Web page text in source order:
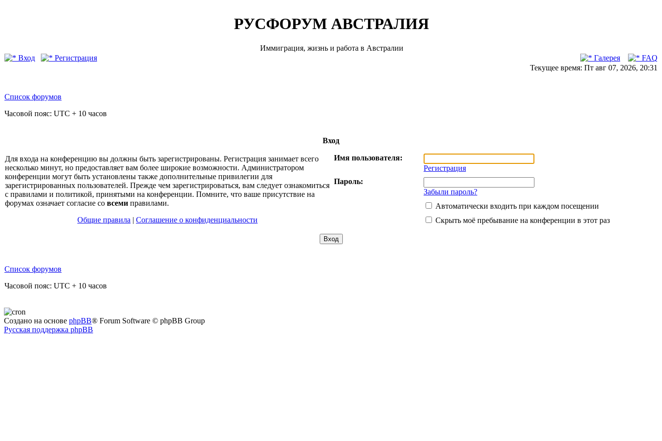
РУСФОРУМ АВСТРАЛИЯ
Иммиграция, жизнь и работа в Австралии
Вход
Регистрация Галерея
FAQ
Текущее время: Пт авг 07, 2026, 20:31
Список форумов
Часовой пояс: UTC + 10 часов
Вход
Для входа на конференцию вы должны быть зарегистрированы. Регистрация занимает всего
несколько минут, но предоставляет вам более широкие возможности. Администратором
конференции могут быть установлены также дополнительные привилегии для
зарегистрированных пользователей. Прежде чем зарегистрироваться, вам следует ознакомиться
с правилами и политикой, принятыми на конференции. Помните, что ваше присутствие на
форумах означает согласие со всеми правилами.
Общие правила | Соглашение о конфиденциальности
Имя пользователя:
Регистрация
Пароль:
Забыли пароль?
Автоматически входить при каждом посещении
Скрыть моё пребывание на конференции в этот раз
Список форумов
Часовой пояс: UTC + 10 часов
Создано на основе phpBB® Forum Software © phpBB Group
Русская поддержка phpBB